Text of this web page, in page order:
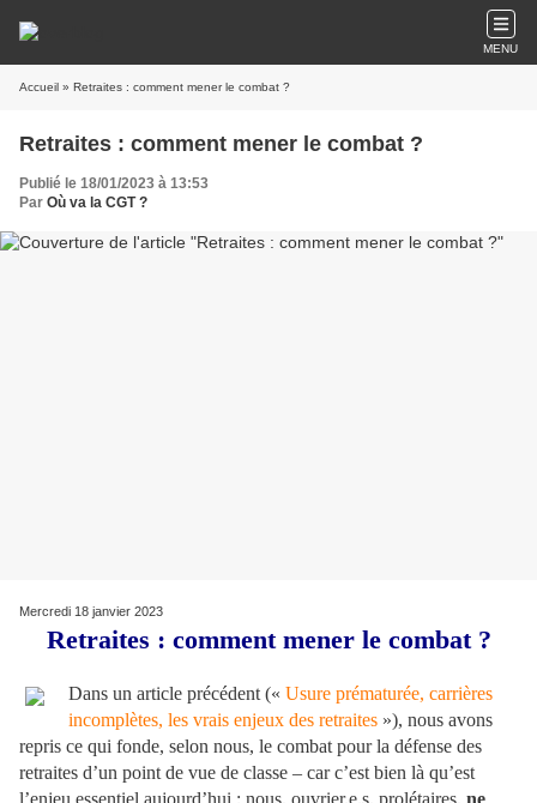
MENU
Accueil » Retraites : comment mener le combat ?
Retraites : comment mener le combat ?
Publié le 18/01/2023 à 13:53
Par Où va la CGT ?
Mercredi 18 janvier 2023
Retraites : comment mener le combat ?
Dans un article précédent (« Usure prématurée, carrières
incomplètes, les vrais enjeux des retraites »), nous avons
repris ce qui fonde, selon nous, le combat pour la défense des
retraites d’un point de vue de classe – car c’est bien là qu’est